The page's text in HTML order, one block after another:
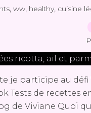
, ww, healthy, cuisine
je participe au
Tests de recettes
de Viviane Quoi